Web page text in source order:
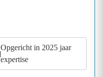
Opgericht in 2025 jaar
expertise